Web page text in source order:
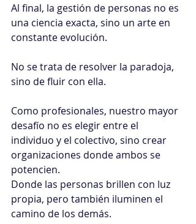
Al final, la gestión de personas no es
una ciencia exacta, sino un arte en
constante evolución.
No se trata de resolver la paradoja,
sino de fluir con ella.
Como profesionales, nuestro mayor
desafío no es elegir entre el
individuo y el colectivo, sino crear
organizaciones donde ambos se
potencien.
Donde las personas brillen con luz
propia, pero también iluminen el
camino de los demás.